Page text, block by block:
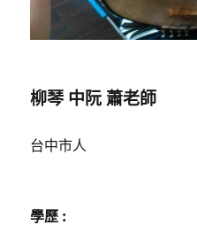
柳琴 中阮 蕭老師
台中市人
學歷 :